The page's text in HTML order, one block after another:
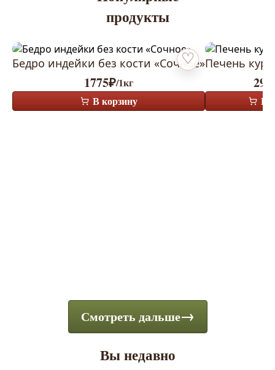
продукты
Добавить в избранное
Бедро индейки без кости «Сочное»
1775₽/1кг
В корзину
Печень
294
В
Смотреть дальше
Вы недавно